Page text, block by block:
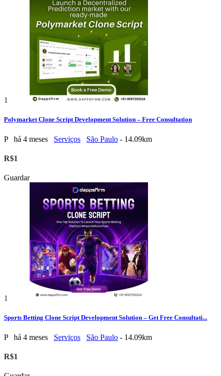
1
Polymarket Clone Script Development Solution – Free Consultation
P há 4 meses Serviços São Paulo - 14.09km
R$1
Guardar
1
Sports Betting Clone Script Development Solution – Get Free Consultati...
P há 4 meses Serviços São Paulo - 14.09km
R$1